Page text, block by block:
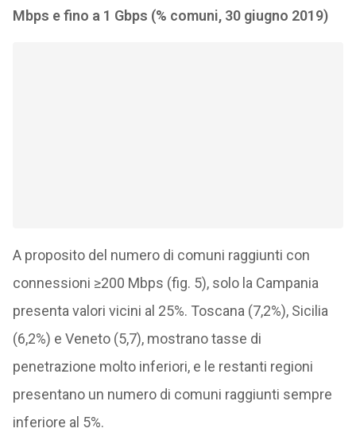
Mbps e fino a 1 Gbps (% comuni, 30 giugno 2019)
A proposito del numero di comuni raggiunti con
connessioni ≥200 Mbps (fig. 5), solo la Campania
presenta valori vicini al 25%. Toscana (7,2%), Sicilia
(6,2%) e Veneto (5,7), mostrano tasse di
penetrazione molto inferiori, e le restanti regioni
presentano un numero di comuni raggiunti sempre
inferiore al 5%.